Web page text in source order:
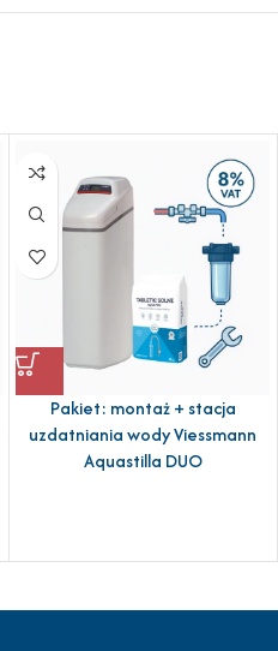
Pakiet: montaż + stacja
uzdatniania wody Viessmann
Aquastilla DUO